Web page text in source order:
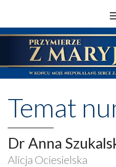
Temat
Dr Anna
Alicja Ociesielska